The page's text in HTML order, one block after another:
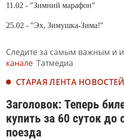
11.02 - "Зимний марафон"
25.02 - "Эх, Зимушка-Зима!"
Следите за самым важным и
канале Татмедиа
СТАРАЯ ЛЕНТА НОВОСТЕЙ
Заголовок: Теперь
купить за 60 суток до
поезда